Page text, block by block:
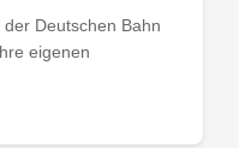
Deutschen Bahn
eigenen